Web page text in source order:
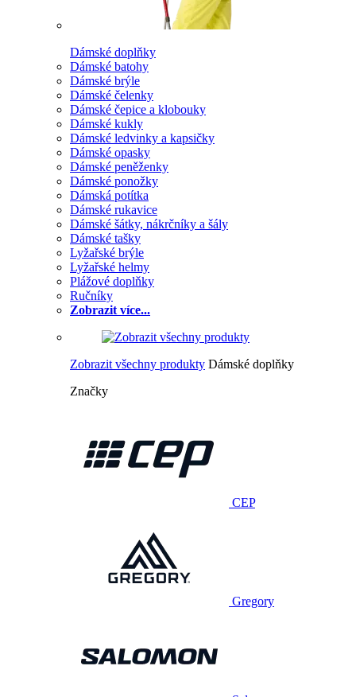
Dámské doplňky
Dámské batohy
Dámské brýle
Dámské čelenky
Dámské čepice a klobouky
Dámské kukly
Dámské ledvinky a kapsičky
Dámské opasky
Dámské peněženky
Dámské ponožky
Dámská potítka
Dámské rukavice
Dámské šátky, nákrčníky a šály
Dámské tašky
Lyžařské brýle
Lyžařské helmy
Plážové doplňky
Ručníky
Zobrazit více...
Zobrazit všechny produkty Dámské doplňky
Značky
CEP
Gregory